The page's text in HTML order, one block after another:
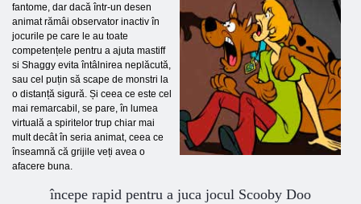
fantome, dar dacă într-un desen
animat rămâi observator inactiv în
jocurile pe care le au toate
competențele pentru a ajuta mastiff
si Shaggy evita întâlnirea neplăcută,
sau cel puțin să scape de monstri la
o distanță sigură. Și ceea ce este cel
mai remarcabil, se pare, în lumea
virtuală a spiritelor trup chiar mai
mult decât în ​​seria animat, ceea ce
înseamnă că grijile veți avea o
afacere buna.
începe rapid pentru a juca jocul Scooby Doo